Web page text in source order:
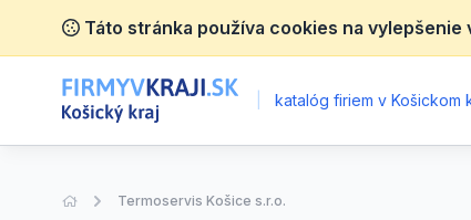
Táto stránka používa cookies na
katalóg firiem v Košickom
Úvodná stránka
Termoservis Košice s.r.o.